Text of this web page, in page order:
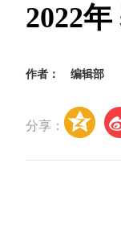
2022
作者： 编辑部
分享：